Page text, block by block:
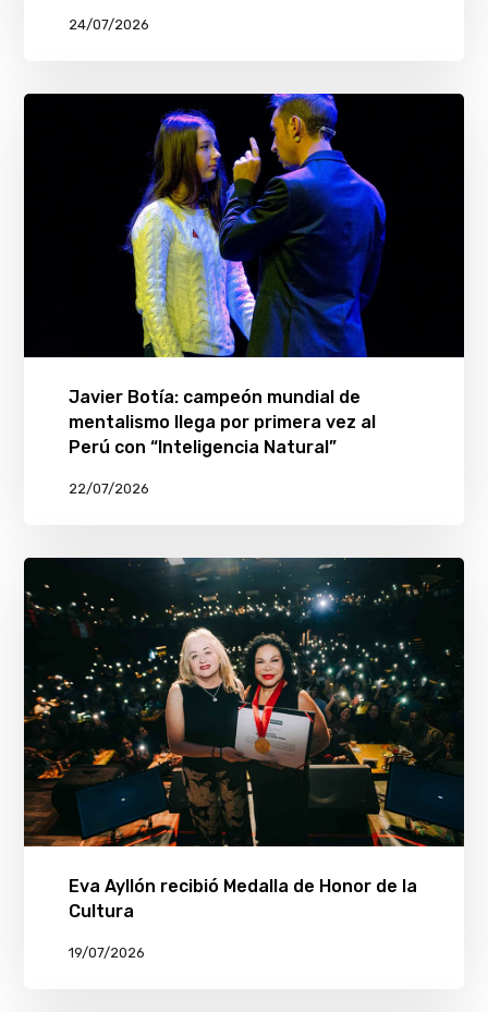
24/07/2026
Javier Botía: campeón mundial de
mentalismo llega por primera vez al
Perú con “Inteligencia Natural”
22/07/2026
Eva Ayllón recibió Medalla de Honor de la
Cultura
19/07/2026